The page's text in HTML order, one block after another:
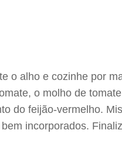
o alho e cozinhe por
o molho de
do feijão-vermelho.
incorporados.